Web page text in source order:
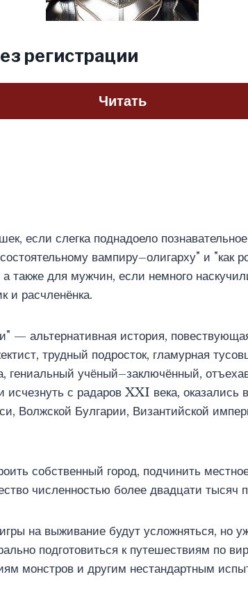
регистрации
Читать
если слегка поднадоело
вампиру–олигарху" и "как
также для мужчин, если немного
и расчленёнка.
— альтернативная история,
трудный подросток, гламурная
гениальный учёный–заключённый,
с радаров XXI века, оказались
Волжской Булгарии, Византийской
собственный город, подчинить
численностью более двадцати тысяч
на выживание будут усложняться, но
подготовиться к путешествиям по
монстров и другим нестандартным